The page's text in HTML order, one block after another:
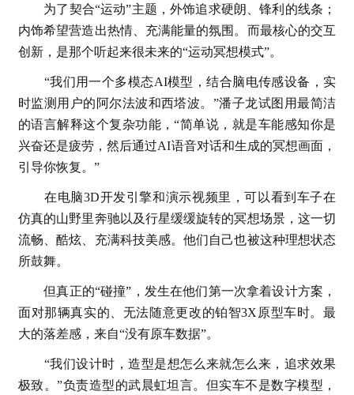
为了契合“运动”主题，外饰追求硬朗、锋利的线条；
内饰希望营造出热情、充满能量的氛围。而最核心的交互
创新，是那个听起来很未来的“运动冥想模式”。
“我们用一个多模态AI模型，结合脑电传感设备，实
时监测用户的阿尔法波和西塔波。”潘子龙试图用最简洁
的语言解释这个复杂功能，“简单说，就是车能感知你是
兴奋还是疲劳，然后通过AI语音对话和生成的冥想画面，
引导你恢复。”
在电脑3D开发引擎和演示视频里，可以看到车子在
仿真的山野里奔驰以及行星缓缓旋转的冥想场景，这一切
流畅、酷炫、充满科技美感。他们自己也被这种理想状态
所鼓舞。
但真正的“碰撞”，发生在他们第一次拿着设计方案，
面对那辆真实的、无法随意更改的铂智3X原型车时。最
大的落差感，来自“没有原车数据”。
“我们设计时，造型是想怎么来就怎么来，追求效果
极致。”负责造型的武晨虹坦言。但实车不是数字模型，